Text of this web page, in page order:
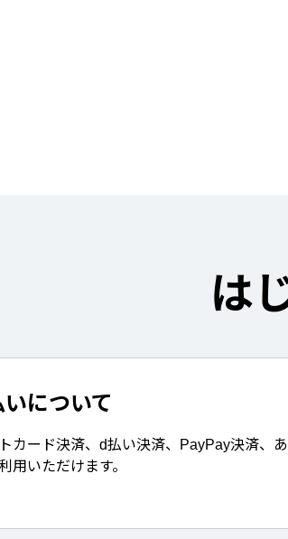
は
について
カード決済、d払い決済、PayPay決済、
用いただけます。